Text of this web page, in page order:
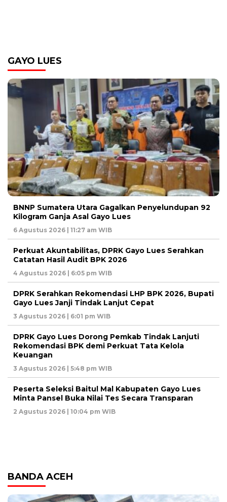
GAYO LUES
BNNP Sumatera Utara Gagalkan Penyelundupan 92
Kilogram Ganja Asal Gayo Lues
6 Agustus 2026 | 11:27 am WIB
Perkuat Akuntabilitas, DPRK Gayo Lues Serahkan
Catatan Hasil Audit BPK 2026
4 Agustus 2026 | 6:05 pm WIB
DPRK Serahkan Rekomendasi LHP BPK 2026, Bupati
Gayo Lues Janji Tindak Lanjut Cepat
3 Agustus 2026 | 6:01 pm WIB
DPRK Gayo Lues Dorong Pemkab Tindak Lanjuti
Rekomendasi BPK demi Perkuat Tata Kelola
Keuangan
3 Agustus 2026 | 5:48 pm WIB
Peserta Seleksi Baitul Mal Kabupaten Gayo Lues
Minta Pansel Buka Nilai Tes Secara Transparan
2 Agustus 2026 | 10:04 pm WIB
BANDA ACEH